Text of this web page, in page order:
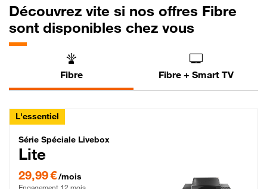
Découvrez vite si nos offres Fibre
sont disponibles chez vous
Fibre Fibre + Smart TV
L'essentiel
Série Spéciale Livebox Lite Fibre
Série Spéciale Livebox
Lite
29,99 €/mois